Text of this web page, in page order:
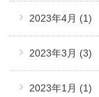
2023年4月 (1)
2023年3月 (3)
2023年1月 (1)